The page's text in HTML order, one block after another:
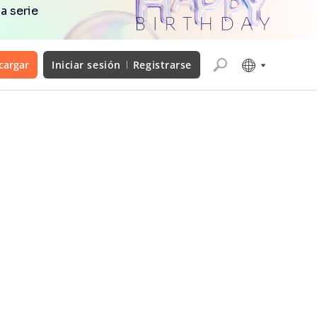
serie
Iniciar sesión Registrarse